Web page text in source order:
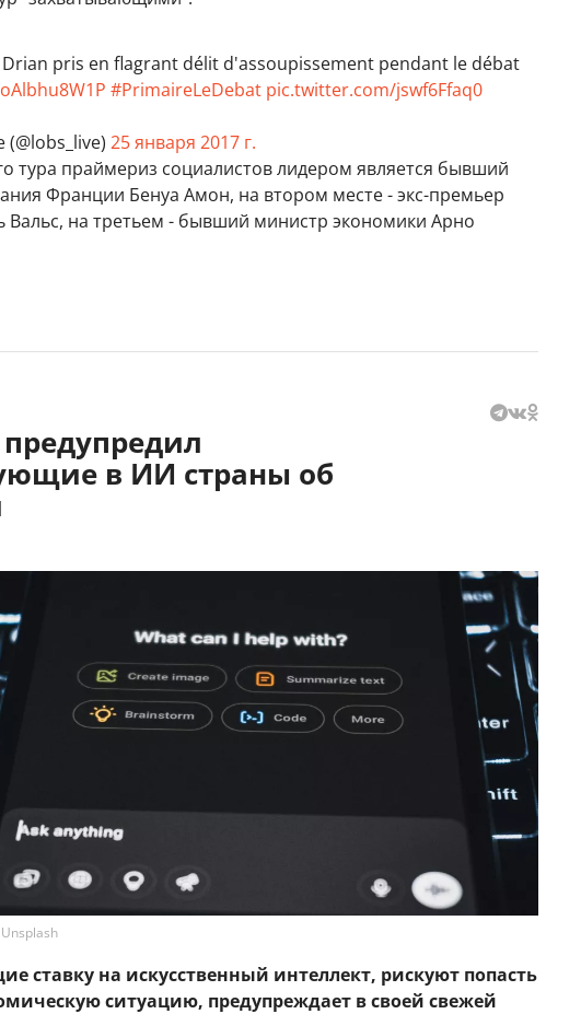
Drian pris en flagrant délit d'assoupissement pendant le débat
#PrimaireLeDebat pic.twitter.com/jswf6Ffaq0
25 января 2017 г.
тура праймериз социалистов лидером является бывший
Франции Бенуа Амон, на втором месте - экс-премьер
на третьем - бывший министр экономики Арно
в ИИ страны об
ставку на искусственный интеллект, рискуют попасть
ситуацию, предупреждает в своей свежей